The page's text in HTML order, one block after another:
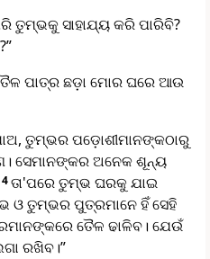
ତୁମ୍ଭକୁ ସାହାଯ୍ୟ କରି ପାରିବି?
ପାତ୍ର ଛଡ଼ା ମୋର ଘରେ ଆଉ
ତୁମ୍ଭର ପଡ଼ୋଶୀମାନଙ୍କଠାରୁ
ସେମାନଙ୍କର ଅନେକ ଶୂନ୍ୟ
4ତା'ପରେ ତୁମ୍ଭ ଘରକୁ ଯାଇ
ଓ ତୁମ୍ଭର ପୁତ୍ରମାନେ ହିଁ ସେହି
ତୈଳ ଢାଳିବ। ଯେଉଁ
ରଖିବ।”